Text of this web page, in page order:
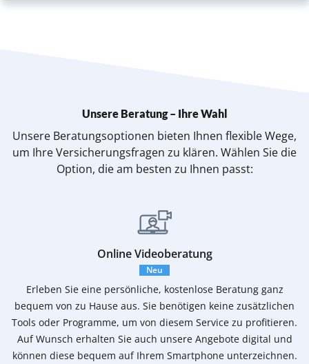
Unsere Beratung – Ihre Wahl
Unsere Beratungsoptionen bieten Ihnen flexible Wege,
um Ihre Versicherungsfragen zu klären. Wählen Sie die
Option, die am besten zu Ihnen passt:
Online Videoberatung
Neu
Erleben Sie eine persönliche, kostenlose Beratung ganz
bequem von zu Hause aus. Sie benötigen keine zusätzlichen
Tools oder Programme, um von diesem Service zu profitieren.
Auf Wunsch erhalten Sie auch unsere Angebote digital und
können diese bequem auf Ihrem Smartphone unterzeichnen.